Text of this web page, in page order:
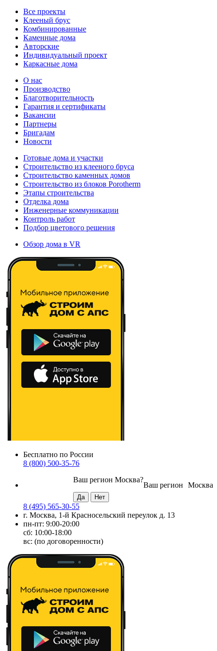
Все проекты
Клееный брус
Комбинированные
Каменные дома
Авторские
Индивидуальный проект
Каркасные дома
О нас
Производство
Благотворительность
Гарантия и сертификаты
Вакансии
Партнеры
Бригадам
Новости
Готовые дома и участки
Строительство из клееного бруса
Строительство каменных домов
Строительство из блоков Porotherm
Этапы строительства
Отделка дома
Инженерные коммуникации
Контроль работ
Подбор цветового решения
Обзор дома в VR
Бесплатно по России
8 (800) 500-35-76
Москва
Ваш регион
Ваш регион Москва?
8 (495) 565-30-55
г. Москва, 1-й Красносельский переулок д. 13
пн-пт: 9:00-20:00
сб: 10:00-18:00
вс: (по договоренности)